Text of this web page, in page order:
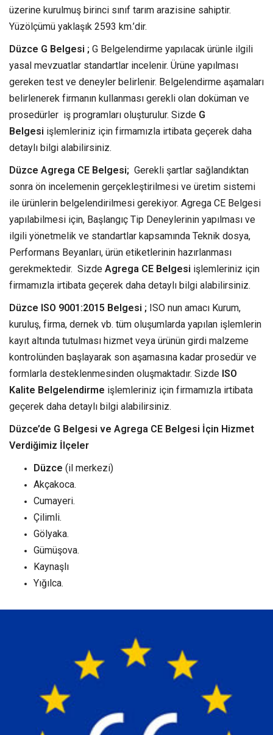
üzerine kurulmuş birinci sınıf tarım arazisine sahiptir.
Yüzölçümü yaklaşık 2593 km.’dir.
Düzce G Belgesi ; G Belgelendirme yapılacak ürünle ilgili
yasal mevzuatlar standartlar incelenir. Ürüne yapılması
gereken test ve deneyler belirlenir. Belgelendirme aşamaları
belirlenerek firmanın kullanması gerekli olan doküman ve
prosedürler iş programları oluşturulur. Sizde G
Belgesi işlemleriniz için firmamızla irtibata geçerek daha
detaylı bilgi alabilirsiniz.
Düzce Agrega CE Belgesi; Gerekli şartlar sağlandıktan
sonra ön incelemenin gerçekleştirilmesi ve üretim sistemi
ile ürünlerin belgelendirilmesi gerekiyor. Agrega CE Belgesi
yapılabilmesi için, Başlangıç Tip Deneylerinin yapılması ve
ilgili yönetmelik ve standartlar kapsamında Teknik dosya,
Performans Beyanları, ürün etiketlerinin hazırlanması
gerekmektedir. Sizde Agrega CE Belgesi işlemleriniz için
firmamızla irtibata geçerek daha detaylı bilgi alabilirsiniz.
Düzce ISO 9001:2015 Belgesi ; ISO nun amacı Kurum,
kuruluş, firma, dernek vb. tüm oluşumlarda yapılan işlemlerin
kayıt altında tutulması hizmet veya ürünün girdi malzeme
kontrolünden başlayarak son aşamasına kadar prosedür ve
formlarla desteklenmesinden oluşmaktadır. Sizde ISO
Kalite Belgelendirme işlemleriniz için firmamızla irtibata
geçerek daha detaylı bilgi alabilirsiniz.
Düzce’de G Belgesi ve Agrega CE Belgesi İçin Hizmet
Verdiğimiz İlçeler
Düzce (il merkezi)
Akçakoca.
Cumayeri.
Çilimli.
Gölyaka.
Gümüşova.
Kaynaşlı
Yığılca.